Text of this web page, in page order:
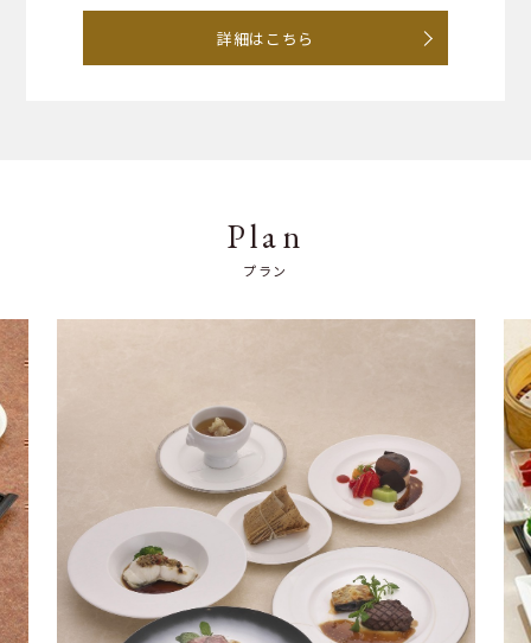
観客の心を読み解く演出で、国内外から高い評価を
テレビや映画でも活躍し、昨年公開された映画『ブ
2026年8月10日(月)
【公演スケジュール（ディナー 2部制）】
み
16:20〜
17:50
20:40
18:00〜19:00
【場所
4階 シンフォニー
全席指定席（御席のご指定はできません）
詳細はこちら
Plan
プラン